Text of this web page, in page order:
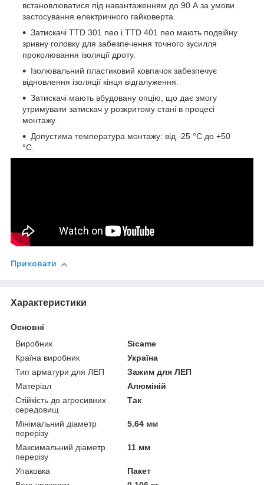
встановлюватися під навантаженням до 90 А за умови
застосування електричного гайковерта.
Затискачі TTD 301 neo і TTD 401 neo мають подвійну
зривну головку для забезпечення точного зусилля
проколювання ізоляції дроту.
Ізолювальний пластиковий ковпачок забезпечує
відновлення ізоляції кінця відгалуження.
Затискачі мають вбудовану опцію, що дає змогу
утримувати затискач у розкритому стані в процесі
монтажу.
Допустима температура монтажу: від -25 °C до +50
°C.
Приховати
Характеристики
Основні
Виробник
Sicame
Країна виробник
Україна
Тип арматури для ЛЕП
Зажим для ЛЕП
Матеріал
Алюміній
Стійкість до агресивних
середовищ
Так
Мінімальний діаметр
перерізу
5.64 мм
Максимальний діаметр
перерізу
11 мм
Упаковка
Пакет